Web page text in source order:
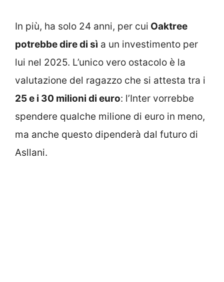
In più, ha solo 24 anni, per cui Oaktree
potrebbe dire di sì a un investimento per
lui nel 2025. L’unico vero ostacolo è la
valutazione del ragazzo che si attesta tra i
25 e i 30 milioni di euro: l’Inter vorrebbe
spendere qualche milione di euro in meno,
ma anche questo dipenderà dal futuro di
Asllani.